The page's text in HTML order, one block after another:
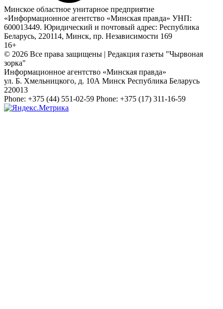
Минское областное унитарное предприятие
«Информационное агентство «Минская правда» УНП:
600013449. Юридический и почтовый адрес: Республика
Беларусь, 220114, Минск, пр. Независимости 169
16+
© 2026 Все права защищены | Редакция газеты "Чырвоная
зорка"
Информационное агентство «Минская правда»
ул. Б. Хмельницкого, д. 10А Минск Республика Беларусь
220013
Phone: +375 (44) 551-02-59 Phone: +375 (17) 311-16-59